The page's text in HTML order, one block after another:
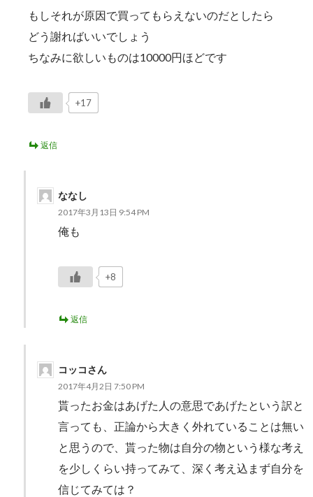
もしそれが原因で買ってもらえないのだとしたら
どう謝ればいいでしょう
ちなみに欲しいものは10000円ほどです
+17
返信
ななし
2017年3月13日 9:54 PM
俺も
+8
返信
コッコさん
2017年4月2日 7:50 PM
貰ったお金はあげた人の意思であげたという訳と
言っても、正論から大きく外れていることは無い
と思うので、貰った物は自分の物という様な考え
を少しくらい持ってみて、深く考え込まず自分を
信じてみては？